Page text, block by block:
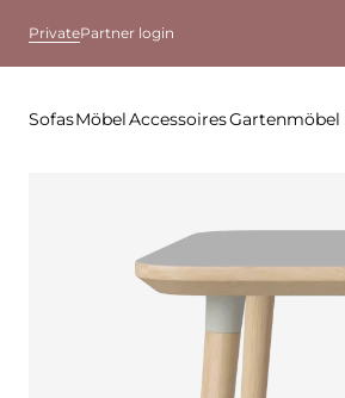
PrivatePartner login
SofasMöbelAccessoiresGartenmöbel